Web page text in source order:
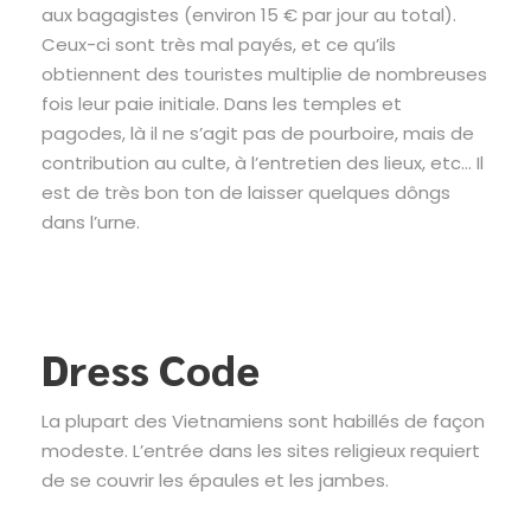
aux bagagistes (environ 15 € par jour au total).
Ceux-ci sont très mal payés, et ce qu’ils
obtiennent des touristes multiplie de nombreuses
fois leur paie initiale. Dans les temples et
pagodes, là il ne s’agit pas de pourboire, mais de
contribution au culte, à l’entretien des lieux, etc… Il
est de très bon ton de laisser quelques dôngs
dans l’urne.
Dress Code
La plupart des Vietnamiens sont habillés de façon
modeste. L’entrée dans les sites religieux requiert
de se couvrir les épaules et les jambes.